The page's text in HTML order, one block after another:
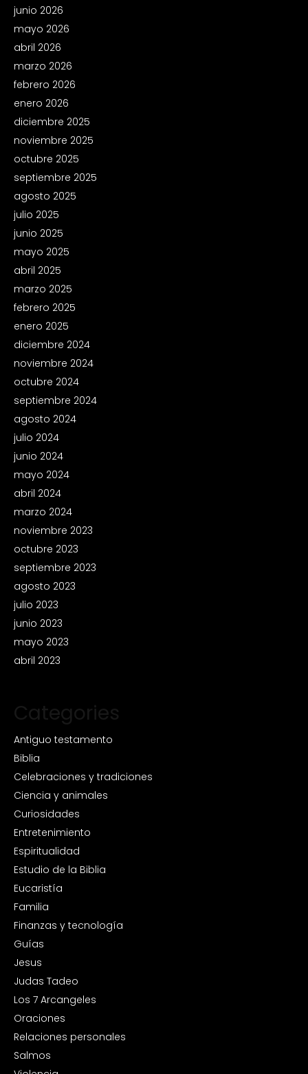
junio 2026
mayo 2026
abril 2026
marzo 2026
febrero 2026
enero 2026
diciembre 2025
noviembre 2025
octubre 2025
septiembre 2025
agosto 2025
julio 2025
junio 2025
mayo 2025
abril 2025
marzo 2025
febrero 2025
enero 2025
diciembre 2024
noviembre 2024
octubre 2024
septiembre 2024
agosto 2024
julio 2024
junio 2024
mayo 2024
abril 2024
marzo 2024
noviembre 2023
octubre 2023
septiembre 2023
agosto 2023
julio 2023
junio 2023
mayo 2023
abril 2023
Categories
Antiguo testamento
Biblia
Celebraciones y tradiciones
Ciencia y animales
Curiosidades
Entretenimiento
Espiritualidad
Estudio de la Biblia
Eucaristía
Familia
Finanzas y tecnología
Guías
Jesus
Judas Tadeo
Los 7 Arcangeles
Oraciones
Relaciones personales
Salmos